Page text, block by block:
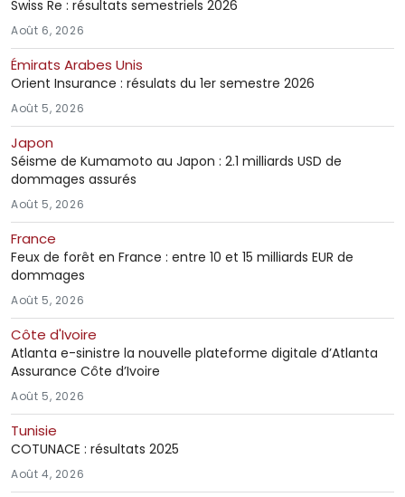
Swiss Re : résultats semestriels 2026
Août 6, 2026
Émirats Arabes Unis
Orient Insurance : résulats du 1er semestre 2026
Août 5, 2026
Japon
Séisme de Kumamoto au Japon : 2.1 milliards USD de
dommages assurés
Août 5, 2026
France
Feux de forêt en France : entre 10 et 15 milliards EUR de
dommages
Août 5, 2026
Côte d'Ivoire
Atlanta e-sinistre la nouvelle plateforme digitale d’Atlanta
Assurance Côte d’Ivoire
Août 5, 2026
Tunisie
COTUNACE : résultats 2025
Août 4, 2026